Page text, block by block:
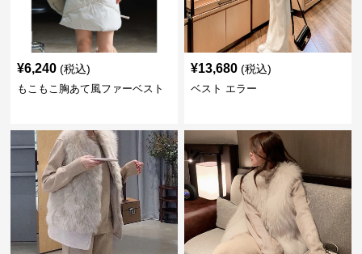
¥6,240 (税込)
もこもこ胸あて風ファーベスト
¥13,680 (税込)
ベスト エラー